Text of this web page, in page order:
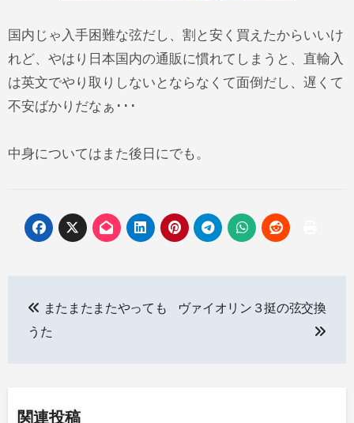
国内じゃ入手困難な弦だし、割と安く買えたからいいけ
れど、やはり日本国内の通販に慣れてしまうと、直輸入
は英文でやり取りしないとならなくて面倒だし、遅くて
不安ばかりだなぁ･･･
中身についてはまた後日にでも。
稿
またまたまたやっても
うた
ヴァイオリン３挺の弦交換
関連投稿